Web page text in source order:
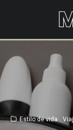
Estilo de vida